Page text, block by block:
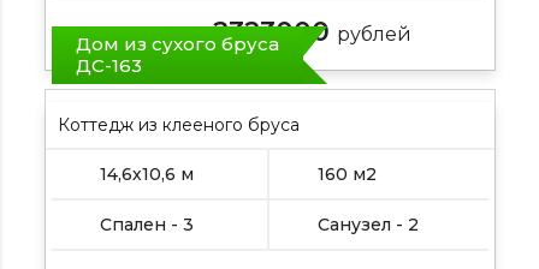
Цена от: 2323000 рублей
Дом из сухого бруса
ДС-163
Коттедж из клееного бруса
14,6х10,6 м 160 м2
Спален - 3 Санузел - 2